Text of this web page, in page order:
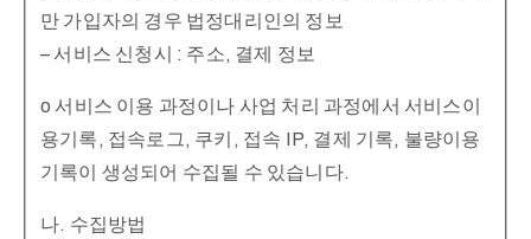
만 가입자의 경우 법정대리인의 정보
– 서비스 신청시 : 주소, 결제 정보
o 서비스 이용 과정이나 사업 처리 과정에서 서비스이
용기록, 접속로그, 쿠키, 접속 IP, 결제 기록, 불량이용
기록이 생성되어 수집될 수 있습니다.
나. 수집방법